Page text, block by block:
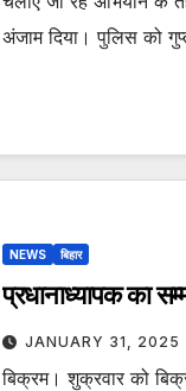
अंजाम दिया। पुलिस को
NEWS बिहार
प्रधानाध्यापक का
JANUARY 31, 2025
बिक्रम। शुक्रवार को